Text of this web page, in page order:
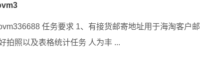
任务要求 1、有接货邮寄地址用于海淘客户邮
拍照以及表格统计任务 人为丰 ...